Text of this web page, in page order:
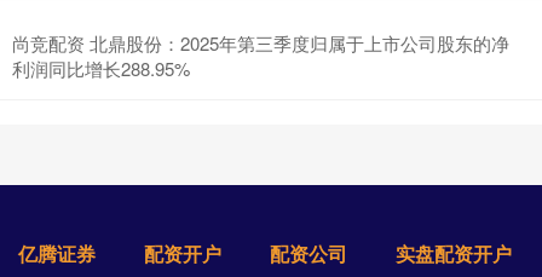
尚竞配资 北鼎股份：2025年第三季度归属于上市公司股东的净
利润同比增长288.95%
亿腾证券 配资开户 配资公司 实盘配资开户